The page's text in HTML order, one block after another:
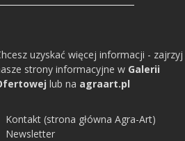
uzyskać więcej informacji - zajrzyj
strony informacyjne w Galerii
lub na agraart.pl
Kontakt (strona główna Agra-Art)
Newsletter